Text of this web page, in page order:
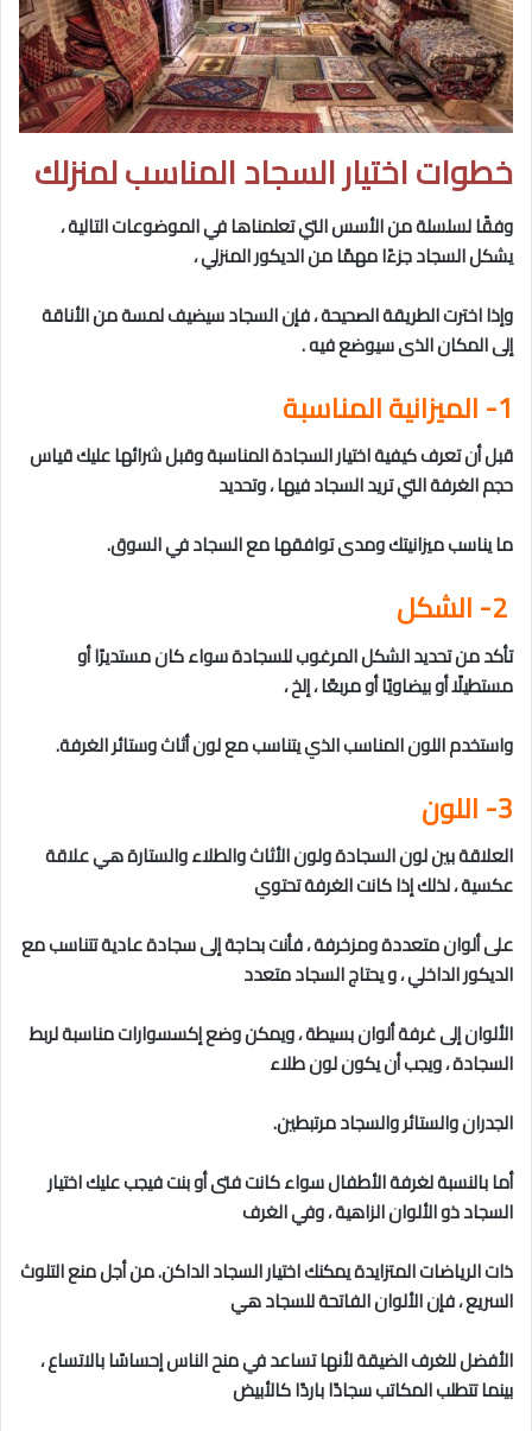
خطوات اختيار السجاد المناسب لمنزلك
وفقًا لسلسلة من الأسس التي تعلمناها في الموضوعات التالية ،
يشكل السجاد جزءًا مهمًا من الديكور المنزلي ،
وإذا اخترت الطريقة الصحيحة ، فإن السجاد سيضيف لمسة من الأناقة
إلى المكان الذى سيوضع فيه .
1- الميزانية المناسبة
قبل أن تعرف كيفية اختيار السجادة المناسبة وقبل شرائها عليك قياس
حجم الغرفة التي تريد السجاد فيها ، وتحديد
ما يناسب ميزانيتك ومدى توافقها مع السجاد في السوق.
تأكد من تحديد الشكل المرغوب للسجادة سواء كان مستديرًا أو
مستطيلًا أو بيضاويًا أو مربعًا ، إلخ ،
واستخدم اللون المناسب الذي يتناسب مع لون أثاث وستائر الغرفة.
3- اللون
العلاقة بين لون السجادة ولون الأثاث والطلاء والستارة هي علاقة
عكسية ، لذلك إذا كانت الغرفة تحتوي
على ألوان متعددة ومزخرفة ، فأنت بحاجة إلى سجادة عادية تتناسب مع
الديكور الداخلي ، و يحتاج السجاد متعدد
الألوان إلى غرفة ألوان بسيطة ، ويمكن وضع إكسسوارات مناسبة لربط
السجادة ، ويجب أن يكون لون طلاء
الجدران والستائر والسجاد مرتبطين.
أما بالنسبة لغرفة الأطفال سواء كانت فتى أو بنت فيجب عليك اختيار
السجاد ذو الألوان الزاهية ، وفي الغرف
ذات الرياضات المتزايدة يمكنك اختيار السجاد الداكن. من أجل منع التلوث
السريع ، فإن الألوان الفاتحة للسجاد هي
الأفضل للغرف الضيقة لأنها تساعد في منح الناس إحساسًا بالاتساع ،
بينما تتطلب المكاتب سجادًا باردًا كالأبيض